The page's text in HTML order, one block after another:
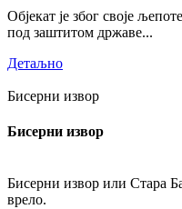
Објекат је због своје
под заштитом државе...
Детаљно
Бисерни извор
Бисерни извор
Бисерни извор или Стара
врело.